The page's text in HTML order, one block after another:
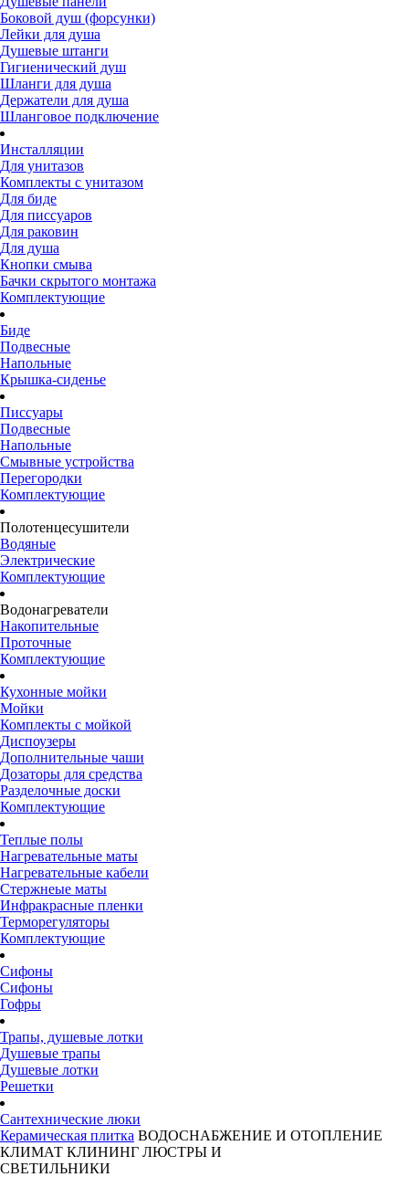
Боковой душ (форсунки)
Лейки для душа
Душевые штанги
Гигиенический душ
Шланги для душа
Держатели для душа
Шланговое подключение
Инсталляции
Для унитазов
Комплекты с унитазом
Для биде
Для писсуаров
Для раковин
Для душа
Кнопки смыва
Бачки скрытого монтажа
Комплектующие
Биде
Подвесные
Напольные
Крышка-сиденье
Писсуары
Подвесные
Напольные
Смывные устройства
Перегородки
Комплектующие
Полотенцесушители
Водяные
Электрические
Комплектующие
Водонагреватели
Накопительные
Проточные
Комплектующие
Кухонные мойки
Мойки
Комплекты с мойкой
Диспоузеры
Дополнительные чаши
Дозаторы для средства
Разделочные доски
Комплектующие
Теплые полы
Нагревательные маты
Нагревательные кабели
Стержнеые маты
Инфракрасные пленки
Терморегуляторы
Комплектующие
Сифоны
Сифоны
Гофры
Трапы, душевые лотки
Душевые трапы
Душевые лотки
Решетки
Сантехнические люки
Керамическая плитка ВОДОСНАБЖЕНИЕ И ОТОПЛЕНИЕ
КЛИМАТ КЛИНИНГ ЛЮСТРЫ И
СВЕТИЛЬНИКИ